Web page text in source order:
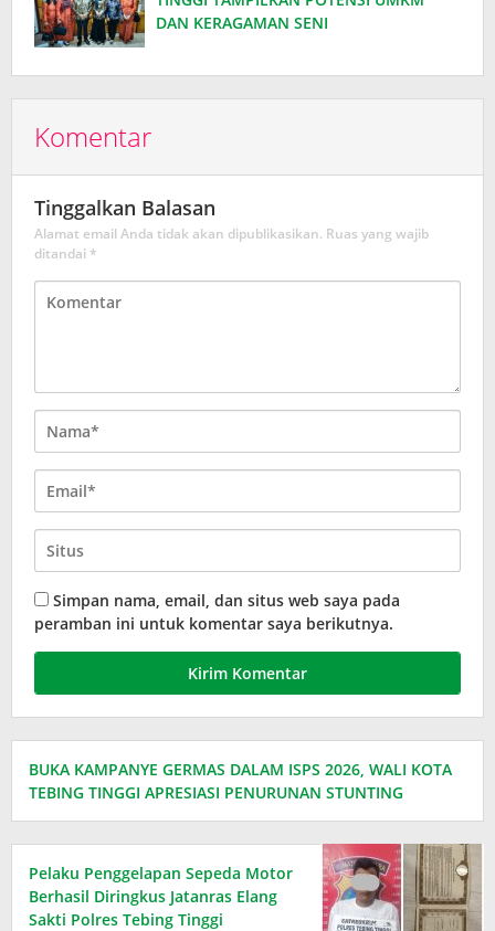
DAN KERAGAMAN SENI
Komentar
Tinggalkan Balasan
Alamat email Anda tidak akan dipublikasikan. Ruas yang wajib
ditandai *
Simpan nama, email, dan situs web saya pada
peramban ini untuk komentar saya berikutnya.
BUKA KAMPANYE GERMAS DALAM ISPS 2026, WALI KOTA
TEBING TINGGI APRESIASI PENURUNAN STUNTING
Pelaku Penggelapan Sepeda Motor
Berhasil Diringkus Jatanras Elang
Sakti Polres Tebing Tinggi